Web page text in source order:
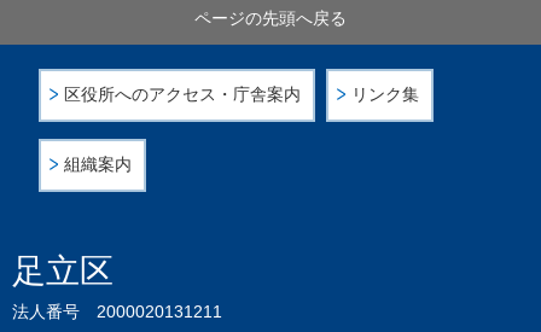
足立区
法人番号 2000020131211
区役所へのアクセス・庁舎案内 リンク集
組織案内
ページの先頭へ戻る